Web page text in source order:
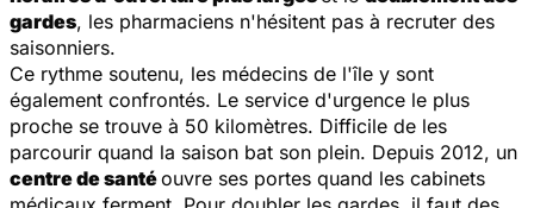
gardes, les pharmaciens n'hésitent pas à recruter des
saisonniers.
Ce rythme soutenu, les médecins de l'île y sont
également confrontés. Le service d'urgence le plus
proche se trouve à 50 kilomètres. Difficile de les
parcourir quand la saison bat son plein. Depuis 2012, un
centre de santéouvre ses portes quand les cabinets